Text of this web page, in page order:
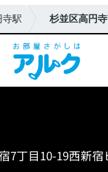
寺駅 杉並区高円
7丁目10-19西新宿